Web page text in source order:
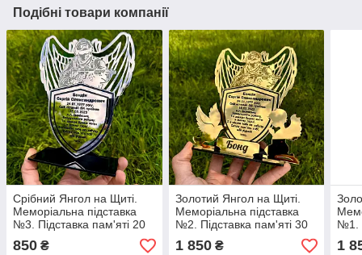
Подібні товари компанії
Срібний Янгол на Щиті.
Меморіальна підставка
№3. Підставка пам'яті 20
см.
850 ₴
Золотий Янгол на Щиті.
Меморіальна підставка
№2. Підставка пам'яті 30
см.
1 850₴
№1.
см.
1